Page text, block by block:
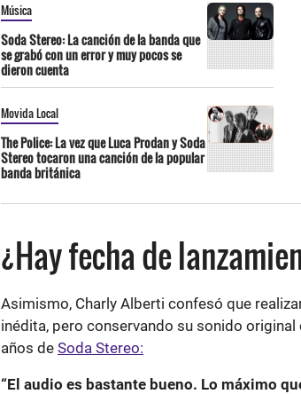
Música
Soda Stereo: La canción de la banda que
se grabó con un error y muy pocos se
dieron cuenta
Movida Local
The Police: La vez que Luca Prodan y Soda
Stereo tocaron una canción de la popular
banda británica
¿Hay fecha de
Asimismo, Charly Alberti confesó que
inédita, pero conservando su sonido
años de Soda Stereo:
“El audio es bastante bueno. Lo máximo